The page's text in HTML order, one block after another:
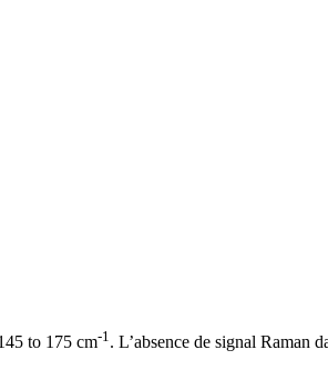
to 175 cm-1 . L’absence de signal Raman